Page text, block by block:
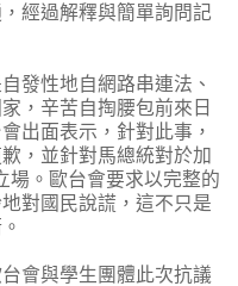
經過解釋與簡單詢問記
發性地自網路串連法、
，辛苦自掏腰包前來日
出面表示，針對此事，
，並針對馬總統對於加
場。歐台會要求以完整的
對國民說謊，這不只是
會與學生團體此次抗議